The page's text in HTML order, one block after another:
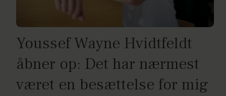
Youssef Wayne Hvidtfeldt
åbner op: Det har nærmest
været en besættelse for mig